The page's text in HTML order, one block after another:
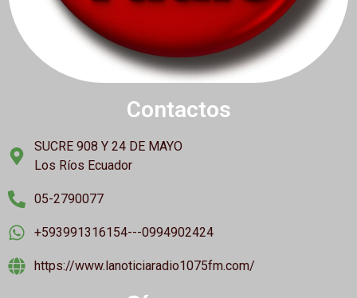
Contactos
SUCRE 908 Y 24 DE MAYO
Los Ríos Ecuador
05-2790077
+593991316154---0994902424
https://www.lanoticiaradio1075fm.com/